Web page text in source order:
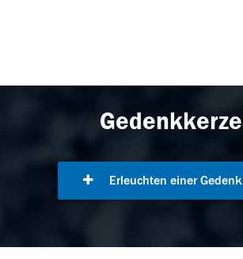
Erleuchten einer